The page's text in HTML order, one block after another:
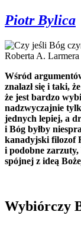
Piotr Bylica
Wśród
znalazł się i taki,
że jest bardzo
nadzwyczajnie
jednych lepiej, a
i Bóg byłby
kanadyjski filozof
i podobne
spójnej z ideą
Wybiórczy